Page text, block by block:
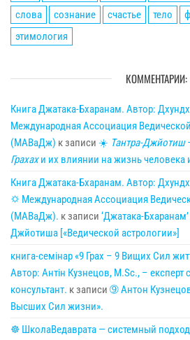
слова
сознание счастье тело
этимология
КОММЕНТАРИИ:
Книга Джатака-Бхаранам. Автор:
Международная Ассоциация
(МАВаДж) к записи ☀ Тантра-Джйотиш
Грахахи их влиянии на жизнь человека
Книга Джатака-Бхаранам. Автор:
🌣 Международная Ассоциация
(МАВаДж). к записи ‘Джатака-
Джйотиша [«Ведической астрологии»]
книга-семінар «9 Грах – 9 Вищих Сил
Автор: Антін Кузнецов, M.Sc., – експерт
консультант. к записи ➈ Антон
Высших Сил жизни».
☸ ШколаВедаврата — системный